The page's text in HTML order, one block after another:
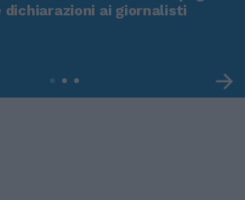
dichiarazioni ai giornalisti